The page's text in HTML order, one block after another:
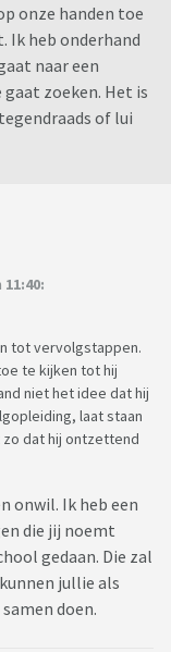
onze handen toe
Ik heb onderhand
naar een
zoeken. Het is
of lui
tot vervolgstappen.
te kijken tot hij
niet het idee dat hij
laat staan
dat hij ontzettend
onwil. Ik heb een
die jij noemt
gedaan. Die zal
jullie als
doen.